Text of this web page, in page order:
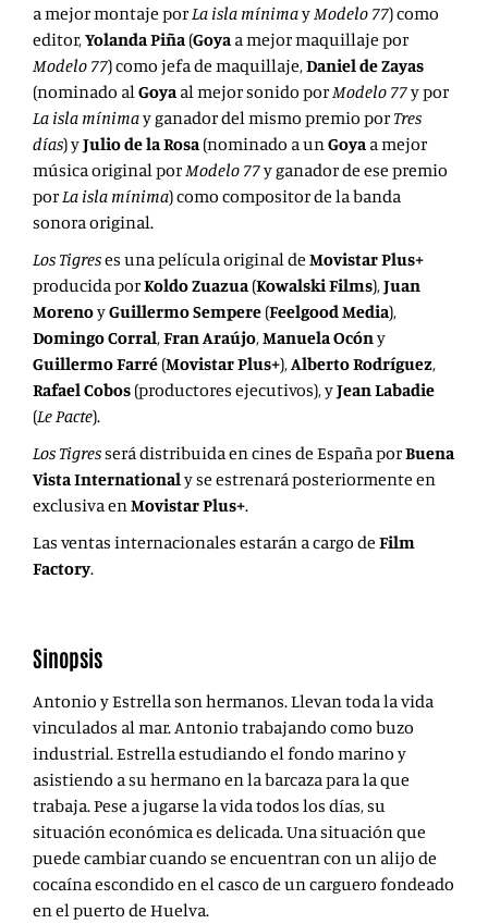
a mejor montaje porLa isla mínimayModelo 77) como
editor,Yolanda Piña (Goya a mejor maquillaje por
Modelo 77) como jefa de maquillaje,Daniel de Zayas
(nominado alGoya al mejor sonido porModelo 77y por
La isla mínimay ganador del mismo premio por Tres
días) yJulio de la Rosa (nominado a unGoya a mejor
música original porModelo 77y ganador de ese premio
porLa isla mínima) como compositor de la banda
sonora original.
Los Tigreses una película original de Movistar Plus+
producida porKoldo Zuazua (Kowalski Films),Juan
MorenoyGuillermo Sempere (Feelgood Media),
Domingo Corral,Fran Araújo,Manuela Ocóny
Guillermo Farré (Movistar Plus+),Alberto Rodríguez,
Rafael Cobos (productores ejecutivos), yJean Labadie
(Le Pacte).
Los Tigresserá distribuida en cines de España porBuena
Vista Internationaly se estrenará posteriormente en
exclusiva enMovistar Plus+.
Las ventas internacionales estarán a cargo de Film
Factory.
Sinopsis
Antonio y Estrella son hermanos. Llevan toda la vida
vinculados al mar. Antonio trabajando como buzo
industrial. Estrella estudiando el fondo marino y
asistiendo a su hermano en la barcaza para la que
trabaja. Pese a jugarse la vida todos los días, su
situación económica es delicada. Una situación que
puede cambiar cuando se encuentran con un alijo de
cocaína escondido en el casco de un carguero fondeado
en el puerto de Huelva.